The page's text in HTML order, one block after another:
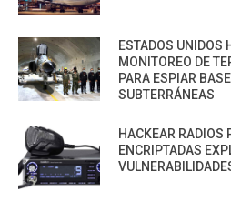
ESTADOS UNIDOS
MONITOREO DE
PARA ESPIAR
SUBTERRÁNEAS
HACKEAR RADIOS
ENCRIPTADAS